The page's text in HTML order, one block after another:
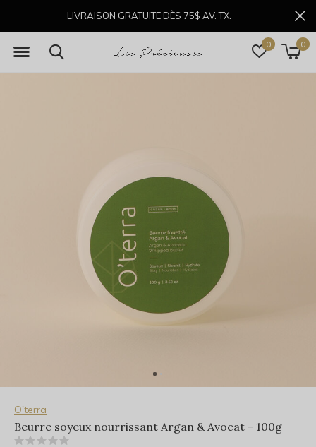
0 0
LIVRAISON GRATUITE DÈS 75$ AV. TX.
O'terra
Beurre soyeux nourrissant Argan & Avocat - 100g